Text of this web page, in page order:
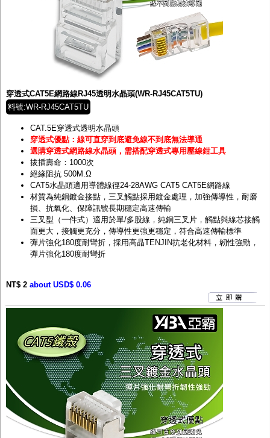
穿透式CAT5E網路線RJ45透明水晶頭(WR-RJ45CAT5TU)
料號:WR-RJ45CAT5TU
CAT.5E穿透式透明水晶頭
穿透式優點：線可直穿到底避免線不到底無法導通
選購穿透式網路線水晶頭，需搭配穿透式專用壓線鉗工具
拔插壽命：1000次
絕緣阻抗 500M.Ω
CAT5水晶頭適用導體線徑24-28AWG CAT5 CAT5E網路線
材質為純銅鍍金接點，三叉觸點採用鍍金處理，加強傳導性，耐磨
損、抗氧化、保障訊號長期穩定高速傳輸
三叉型（一件式）適用於單/多股線，純銅三叉片，觸點與線芯接觸
面更大，接觸更充分，傳導性更強更穩定，符合高速傳輸標準
彈片強化180度耐彎折，採用高晶TENJIN抗老化材料，韌性強勁，
彈片強化180度耐彎折
NT$ 2 about USD$ 0.06